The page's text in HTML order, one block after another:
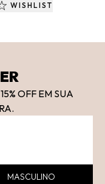
WISHLIST
% OFF EM SUA
MASCULINO